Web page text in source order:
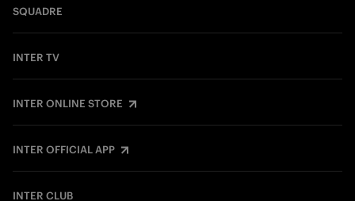
SQUADRE
INTER TV
INTER ONLINE STORE
INTER OFFICIAL APP
INTER CLUB